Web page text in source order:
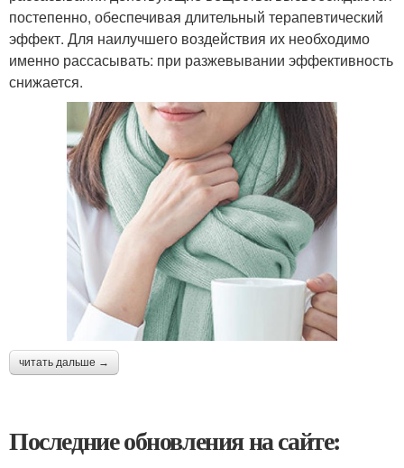
постепенно, обеспечивая длительный терапевтический
эффект. Для наилучшего воздействия их необходимо
именно рассасывать: при разжевывании эффективность
снижается.
читать дальше →
Последние обновления на сайте: